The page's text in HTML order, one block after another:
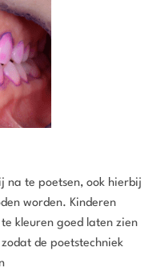
na te poetsen, ook hierbij
worden. Kinderen
kleuren goed laten zien
de poetstechniek